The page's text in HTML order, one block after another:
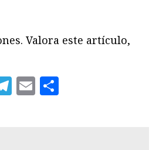
Valora este artículo,
Telegram
Email